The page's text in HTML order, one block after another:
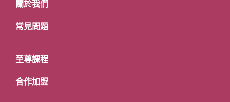
關於我們
常見問題
至尊課程
合作加盟